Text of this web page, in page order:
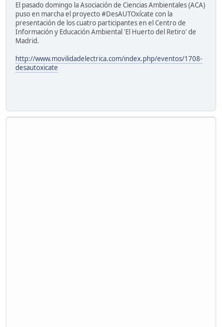
El pasado domingo la Asociación de Ciencias Ambientales (ACA)
puso en marcha el proyecto #DesAUTOxícate con la
presentación de los cuatro participantes en el Centro de
Información y Educación Ambiental 'El Huerto del Retiro' de
Madrid.
http://www.movilidadelectrica.com/index.php/eventos/1708-
desautoxicate